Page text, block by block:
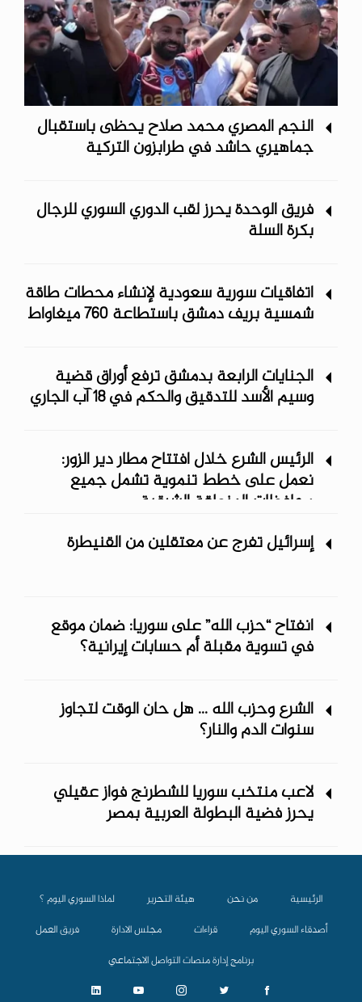
النجم المصري محمد صلاح يحظى باستقبال
جماهيري حاشد في طرابزون التركية
فريق الوحدة يحرز لقب الدوري السوري للرجال
بكرة السلة
اتفاقيات سورية سعودية لإنشاء محطات طاقة
شمسية ‏بريف دمشق باستطاعة 760 ميغاواط
الجنايات الرابعة بدمشق ترفع أوراق قضية
وسيم الأسد للتدقيق والحكم في 18 آب الجاري
الرئيس الشرع خلال افتتاح مطار دير الزور:
نعمل على خطط تنموية تشمل جميع
محافظات المنطقة الشرقية
إسرائيل تفرج عن معتقلين من القنيطرة
انفتاح “حزب الله” على سوريا: ضمان موقع
في تسوية مقبلة أم حسابات إيرانية؟
الشرع وحزب الله ... هل حان الوقت لتجاوز
سنوات الدم والنار؟
لاعب منتخب سوريا للشطرنج فواز عقيلي
يحرز فضية البطولة العربية بمصر
الرئيسية من نحن هيئة التحرير
لماذا السوري اليوم ؟
أصدقاء السوري اليوم
قراءات مجلس الادارة
فريق العمل
برنامج إدارة منصات التواصل الاجتماعي